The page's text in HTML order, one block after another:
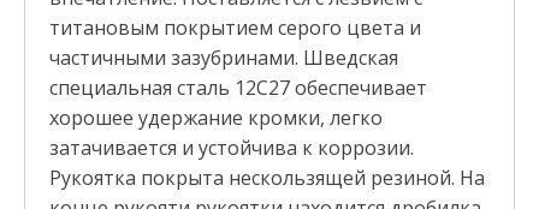
титановым покрытием серого цвета и
частичными зазубринами. Шведская
специальная сталь 12C27 обеспечивает
хорошее удержание кромки, легко
затачивается и устойчива к коррозии.
Рукоятка покрыта нескользящей резиной. На